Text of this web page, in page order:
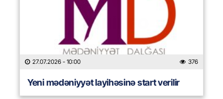
27.07.2026 - 10:00 376
Yeni mədəniyyət layihəsinə start verilir